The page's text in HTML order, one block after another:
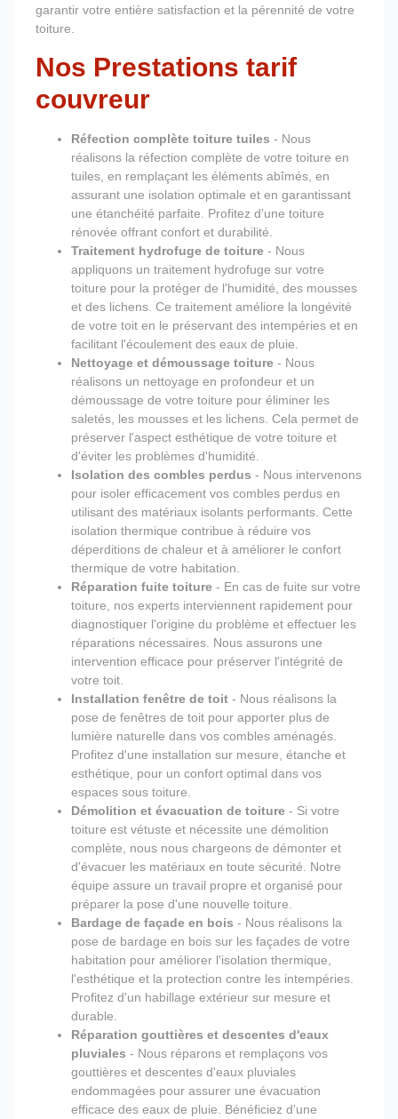
garantir votre entière satisfaction et la pérennité de votre
toiture.
Nos Prestations tarif
couvreur
Réfection complète toiture tuiles - Nous
réalisons la réfection complète de votre toiture en
tuiles, en remplaçant les éléments abîmés, en
assurant une isolation optimale et en garantissant
une étanchéité parfaite. Profitez d'une toiture
rénovée offrant confort et durabilité.
Traitement hydrofuge de toiture - Nous
appliquons un traitement hydrofuge sur votre
toiture pour la protéger de l'humidité, des mousses
et des lichens. Ce traitement améliore la longévité
de votre toit en le préservant des intempéries et en
facilitant l'écoulement des eaux de pluie.
Nettoyage et démoussage toiture - Nous
réalisons un nettoyage en profondeur et un
démoussage de votre toiture pour éliminer les
saletés, les mousses et les lichens. Cela permet de
préserver l'aspect esthétique de votre toiture et
d'éviter les problèmes d'humidité.
Isolation des combles perdus - Nous intervenons
pour isoler efficacement vos combles perdus en
utilisant des matériaux isolants performants. Cette
isolation thermique contribue à réduire vos
déperditions de chaleur et à améliorer le confort
thermique de votre habitation.
Réparation fuite toiture - En cas de fuite sur votre
toiture, nos experts interviennent rapidement pour
diagnostiquer l'origine du problème et effectuer les
réparations nécessaires. Nous assurons une
intervention efficace pour préserver l'intégrité de
votre toit.
Installation fenêtre de toit - Nous réalisons la
pose de fenêtres de toit pour apporter plus de
lumière naturelle dans vos combles aménagés.
Profitez d'une installation sur mesure, étanche et
esthétique, pour un confort optimal dans vos
espaces sous toiture.
Démolition et évacuation de toiture - Si votre
toiture est vétuste et nécessite une démolition
complète, nous nous chargeons de démonter et
d'évacuer les matériaux en toute sécurité. Notre
équipe assure un travail propre et organisé pour
préparer la pose d'une nouvelle toiture.
Bardage de façade en bois - Nous réalisons la
pose de bardage en bois sur les façades de votre
habitation pour améliorer l'isolation thermique,
l'esthétique et la protection contre les intempéries.
Profitez d'un habillage extérieur sur mesure et
durable.
Réparation gouttières et descentes d'eaux
pluviales - Nous réparons et remplaçons vos
gouttières et descentes d'eaux pluviales
endommagées pour assurer une évacuation
efficace des eaux de pluie. Bénéficiez d'une